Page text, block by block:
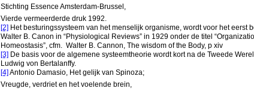
Stichting Essence Amsterdam-Brussel,
Vierde vermeerderde druk 1992.
[2] Het besturingssysteem van het menselijk organisme, wordt voor het eerst
Walter B. Canon in “Physiological Reviews” in 1929 onder de titel
Homeostasis”, cfm. Walter B. Cannon, The wisdom of the Body, p xiv
[3] De basis voor de algemene systeemtheorie wordt kort na de Tweede
Ludwig von Bertalanffy.
[4] Antonio Damasio, Het gelijk van Spinoza;
Vreugde, verdriet en het voelende brein,